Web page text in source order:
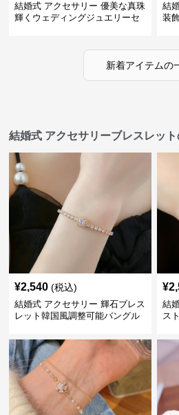
結婚式 アクセサリー 優美な真珠
輝くウェディングジュエリーセ
結
装
新着アイテムの
結婚式 アクセサリーブレスレッ
¥2,540 (税込)
結婚式 アクセサリー 輝石ブレス
レット韓国風調整可能バングル
¥
結
ス